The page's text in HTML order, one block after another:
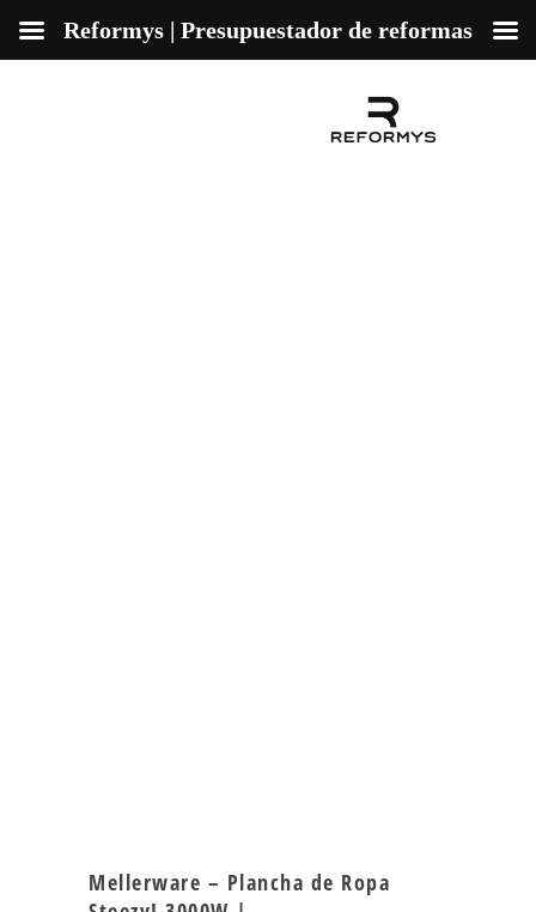
Mellerware – Plancha de Ropa
Reformys | Presupuestador de reformas